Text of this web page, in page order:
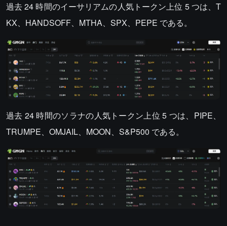
過去 24 時間のイーサリアムの人気トークン上位 5 つは、T
KX、HANDSOFF、MTHA、SPX、PEPE である。
過去 24 時間のソラナの人気トークン上位 5 つは、PIPE、
TRUMPE、OMJAIL、MOON、S&P500 である。